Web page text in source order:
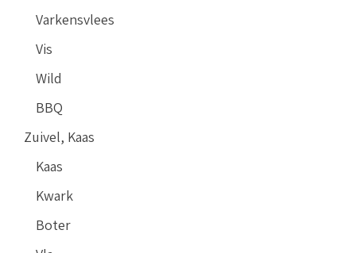
Varkensvlees
Vis
Wild
BBQ
Zuivel, Kaas
Kaas
Kwark
Boter